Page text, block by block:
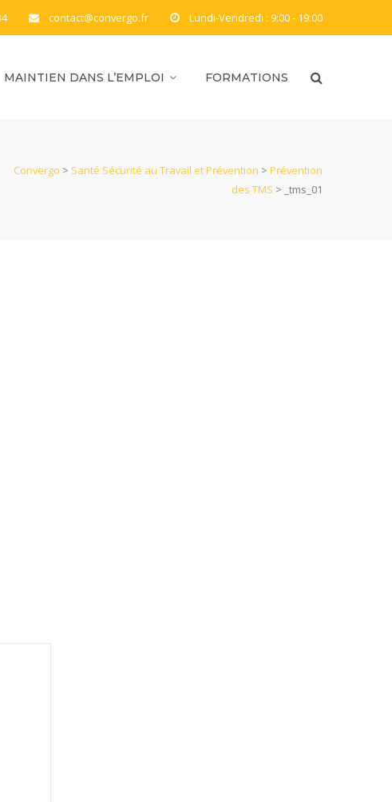
contact@convergo.fr Lundi-Vendredi : 9:00 - 19:00
MAINTIEN DANS L’EMPLOI FORMATIONS
Convergo > Santé Sécurité au Travail et Prévention > Prévention
des TMS > _tms_01